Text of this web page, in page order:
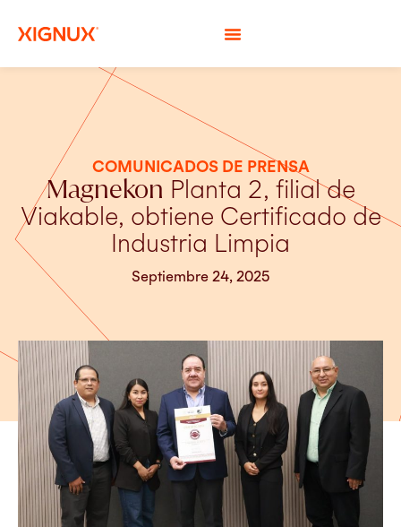
COMUNICADOS DE PRENSA
Magnekon Planta 2, filial de
Viakable, obtiene Certificado de
Industria Limpia
Septiembre 24, 2025